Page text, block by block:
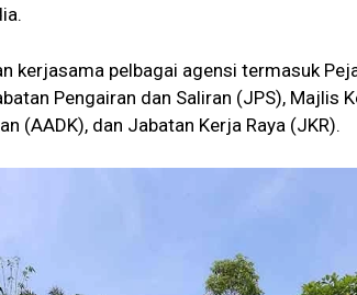
kerjasama pelbagai agensi termasuk
Pengairan dan Saliran (JPS), Majlis
(AADK), dan Jabatan Kerja Raya (JKR).